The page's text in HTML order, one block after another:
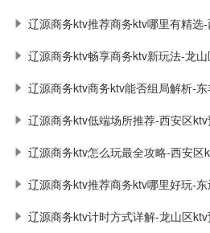
辽源商务ktv推荐商务ktv哪里有精选-西
辽源商务ktv畅享商务ktv新玩法-龙
辽源商务ktv商务ktv能否组局解析-东丰
辽源商务ktv低端场所推荐-西安区
辽源商务ktv怎么玩最全攻略-西安区
辽源商务ktv推荐商务ktv哪里好玩-东辽
辽源商务ktv计时方式详解-龙山区